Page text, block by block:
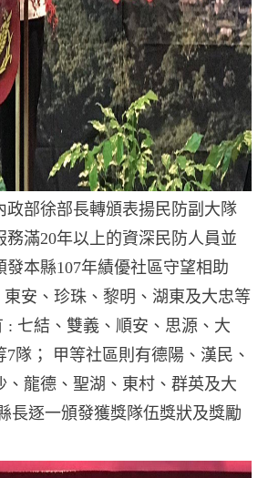
政部徐部長轉頒表揚民防副大隊
務滿20年以上的資深民防人員並
發本縣107年績優社區守望相助
東安、珍珠、黎明、湖東及大忠等
: 七結、雙義、順安、思源、大
隊； 甲等社區則有德陽、漢民、
、龍德、聖湖、東村、群英及大
長逐一頒發獲獎隊伍獎狀及獎勵